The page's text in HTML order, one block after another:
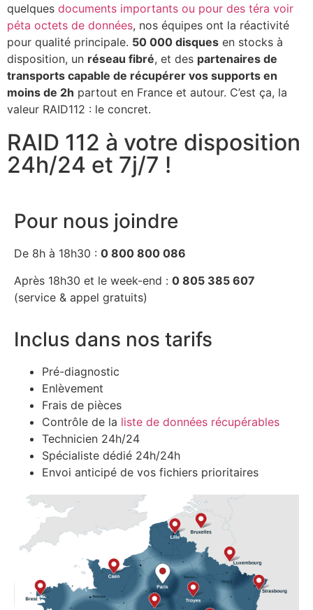
quelques documents importants ou pour des téra voir
péta octets de données, nos équipes ont la réactivité
pour qualité principale. 50 000 disques en stocks à
disposition, un réseau fibré, et des partenaires de
transports capable de récupérer vos supports en
moins de 2h partout en France et autour. C’est ça, la
valeur RAID112 : le concret.
RAID 112 à votre disposition
24h/24 et 7j/7 !
Pour nous joindre
De 8h à 18h30 : 0 800 800 086
Après 18h30 et le week-end : 0 805 385 607
(service & appel gratuits)
Inclus dans nos tarifs
Pré-diagnostic
Enlèvement
Frais de pièces
Contrôle de la liste de données récupérables
Technicien 24h/24
Spécialiste dédié 24h/24h
Envoi anticipé de vos fichiers prioritaires